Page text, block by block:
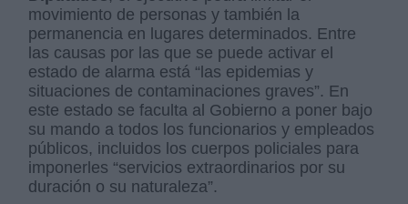
movimiento de personas y también la
permanencia en lugares determinados. Entre
las causas por las que se puede activar el
estado de alarma está “las epidemias y
situaciones de contaminaciones graves”. En
este estado se faculta al Gobierno a poner bajo
su mando a todos los funcionarios y empleados
públicos, incluidos los cuerpos policiales para
imponerles “servicios extraordinarios por su
duración o su naturaleza”.